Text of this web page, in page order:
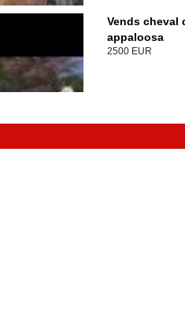
Vends cheval
appaloosa
2500 EUR